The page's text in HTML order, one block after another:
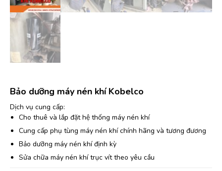
Bảo dưỡng máy nén khí Kobelco
Dịch vụ cung cấp:
Cho thuê và lắp đặt hệ thống máy nén khí
Cung cấp phụ tùng máy nén khí chính hãng và tương đương
Bảo dưỡng máy nén khí định kỳ
Sửa chữa máy nén khí trục vít theo yêu cầu